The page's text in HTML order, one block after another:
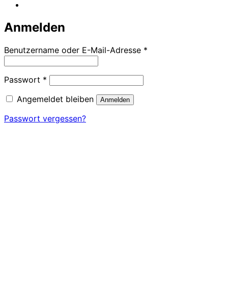
Anmelden
Benutzername oder E-Mail-Adresse *
Passwort * Erforderlich
Angemeldet bleiben
Anmelden
Passwort vergessen?